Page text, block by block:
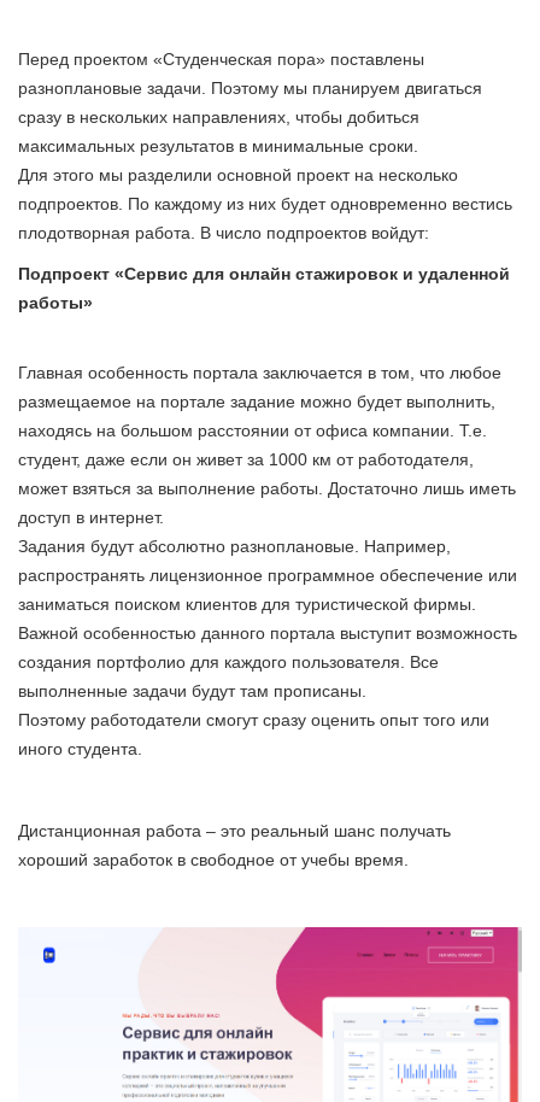
Перед проектом «Студенческая пора» поставлены
разноплановые задачи. Поэтому мы планируем двигаться
сразу в нескольких направлениях, чтобы добиться
максимальных результатов в минимальные сроки.
Для этого мы разделили основной проект на несколько
подпроектов. По каждому из них будет одновременно вестись
плодотворная работа. В число подпроектов войдут:
Подпроект «Сервис для онлайн стажировок и удаленной
работы»
Главная особенность портала заключается в том, что любое
размещаемое на портале задание можно будет выполнить,
находясь на большом расстоянии от офиса компании. Т.е.
студент, даже если он живет за 1000 км от работодателя,
может взяться за выполнение работы. Достаточно лишь иметь
доступ в интернет.
Задания будут абсолютно разноплановые. Например,
распространять лицензионное программное обеспечение или
заниматься поиском клиентов для туристической фирмы.
Важной особенностью данного портала выступит возможность
создания портфолио для каждого пользователя. Все
выполненные задачи будут там прописаны.
Поэтому работодатели смогут сразу оценить опыт того или
иного студента.
Дистанционная работа – это реальный шанс получать
хороший заработок в свободное от учебы время.